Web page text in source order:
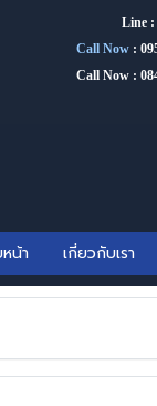
Line
Call Now :
Call Now :
น้า เกี่ยวกับเรา